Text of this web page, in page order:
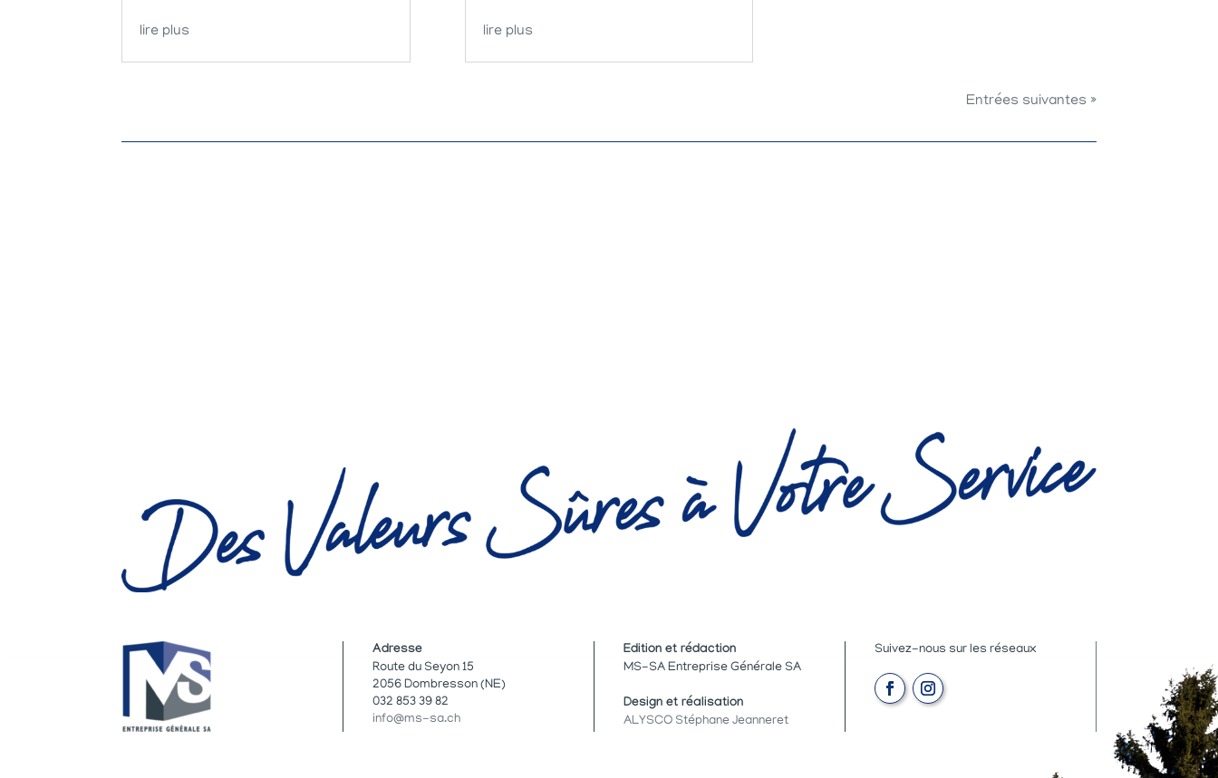
lire plus lire plus
Entrées suivantes »
Adresse
Route du Seyon 15
2056 Dombresson (NE)
032 853 39 82
info@ms-sa.ch
Edition et rédaction
MS-SA Entreprise Générale SA
Design et réalisation
ALYSCO Stéphane Jeanneret
Suivez-nous sur les réseaux